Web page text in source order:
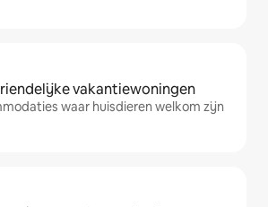
vakantiewoningen
waar huisdieren welkom zijn